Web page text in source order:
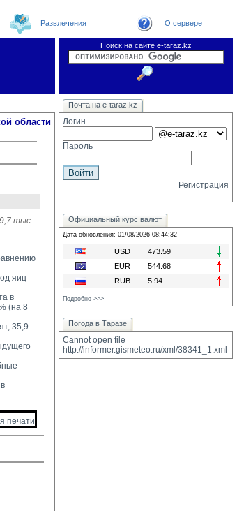
Развлечения О сервере
Поиск на сайте e-taraz.kz
Новости Погода в Таразе
Телефоный справочник
Видеоконференция
Новости e-taraz
области
тыс.
яиц
в
(на 8
35,9
печати
Почта на e-taraz.kz
Логин
Пароль
Регистрация
Официальный курс валют
Дата обновления: 01/08/2026 08:44:32
USD
473.59
EUR
544.68
RUB
5.94
Подробно >>>
Погода в Таразе
Cannot open file
http://informer.gismeteo.ru/xml/38341_1.xml